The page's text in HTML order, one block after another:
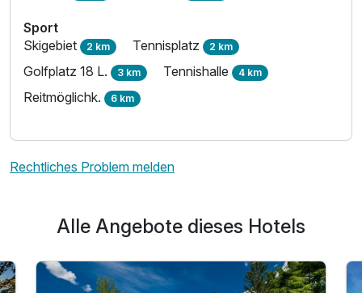
Sport
Skigebiet 2 km Tennisplatz 2 km
Golfplatz 18 L. 3 km Tennishalle 4 km
Reitmöglichk. 6 km
Rechtliches Problem melden
Alle Angebote dieses Hotels